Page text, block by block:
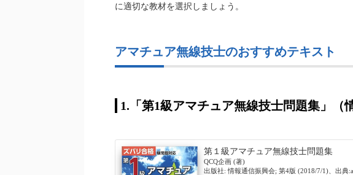
に適切な教材を選択しましょう。
アマチュア無線技士のおすすめテキスト
1.「第1級アマチュア無線技士問題集」（
第１級アマチュア無線技士問題集
QCQ企画 (著)
出版社: 情報通信振興会; 第4版 (2018/7/1)、出典